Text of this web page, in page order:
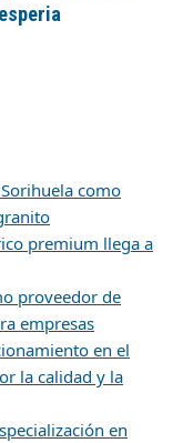
como
premium llega a
proveedor de
empresas
en el
la calidad y la
en